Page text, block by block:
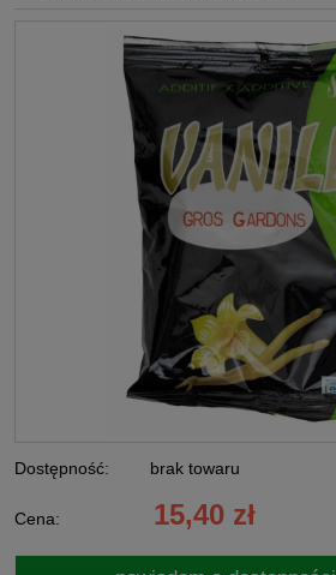
Dostępność: brak towaru
Cena: 15,40 zł